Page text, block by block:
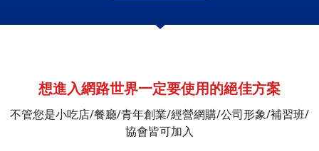
想進入網路世界一定要使用的絕佳方案
不管您是小吃店/餐廳/青年創業/經營網購/公司形象/補習班/
協會皆可加入